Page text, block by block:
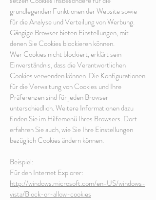
grundlegenden Funktionen der Website sowie
für die Analyse und Verteilung von Werbung.
Gängige Browser bieten Einstellungen, mit
denen Sie Cookies blockieren können.
Wer Cookies nicht blockiert, erklärt sein
Einverständnis, dass die Verantwortlichen
Cookies verwenden können. Die Konfigurationen
für die Verwaltung von Cookies und Ihre
Präferenzen sind für jeden Browser
unterschiedlich. Weitere Informationen dazu
finden Sie im Hilfemenü Ihres Browsers. Dort
erfahren Sie auch, wie Sie Ihre Einstellungen
bezüglich Cookies ändern können.
Beispiel:
Für den Internet Explorer:
http://windows.microsoft.com/en-US/windows-
vista/Block-or-allow-cookies